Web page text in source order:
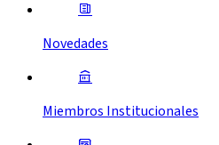
Novedades
Miembros Institucionales